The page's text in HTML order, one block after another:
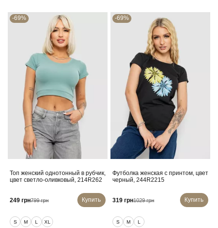
-69%
Топ женский однотонный в рубчик,
цвет светло-оливковый, 214R262
249 грн799 грн Купить
S M L XL
-69%
Футболка женская с принтом, цвет
черный, 244R2215
319 грн1029 грн Купить
S M L